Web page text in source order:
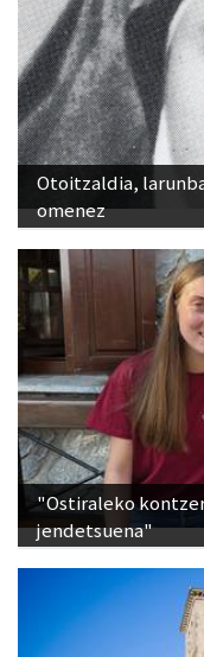
Otoitzaldia,
omenez
"Ostiraleko
jendetsuena"